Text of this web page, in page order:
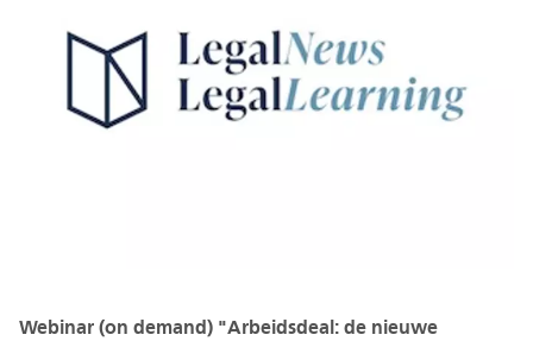
Webinar (on demand) "Arbeidsdeal: de nieuwe